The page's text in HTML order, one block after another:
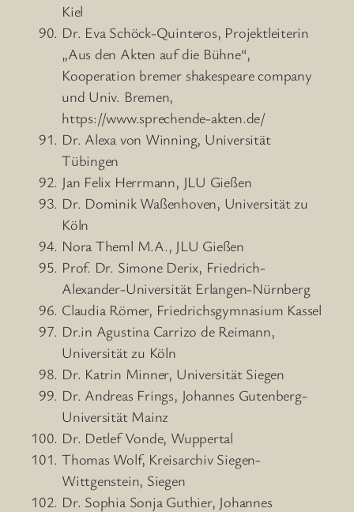
Kiel
Dr. Eva Schöck-Quinteros, Projektleiterin
„Aus den Akten auf die Bühne“,
Kooperation bremer shakespeare company
und Univ. Bremen,
https://www.sprechende-akten.de/
Dr. Alexa von Winning, Universität
Tübingen
Jan Felix Herrmann, JLU Gießen
Dr. Dominik Waßenhoven, Universität zu
Köln
Nora Theml M.A., JLU Gießen
Prof. Dr. Simone Derix, Friedrich-
Alexander-Universität Erlangen-Nürnberg
Claudia Römer, Friedrichsgymnasium Kassel
Dr.in Agustina Carrizo de Reimann,
Universität zu Köln
Dr. Katrin Minner, Universität Siegen
Dr. Andreas Frings, Johannes Gutenberg-
Universität Mainz
Dr. Detlef Vonde, Wuppertal
Thomas Wolf, Kreisarchiv Siegen-
Wittgenstein, Siegen
Dr. Sophia Sonja Guthier, Johannes